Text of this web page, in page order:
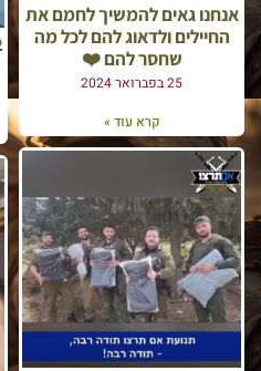
אנחנו גאים להמשיך לחמם את
החיילים ולדאוג להם לכל מה
שחסר להם ❤️
25 בפברואר 2024
קרא עוד »